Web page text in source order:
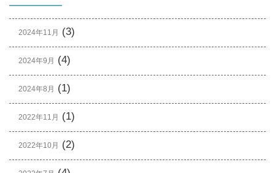
2024年11月 (3)
2024年9月 (4)
2024年8月 (1)
2022年11月 (1)
2022年10月 (2)